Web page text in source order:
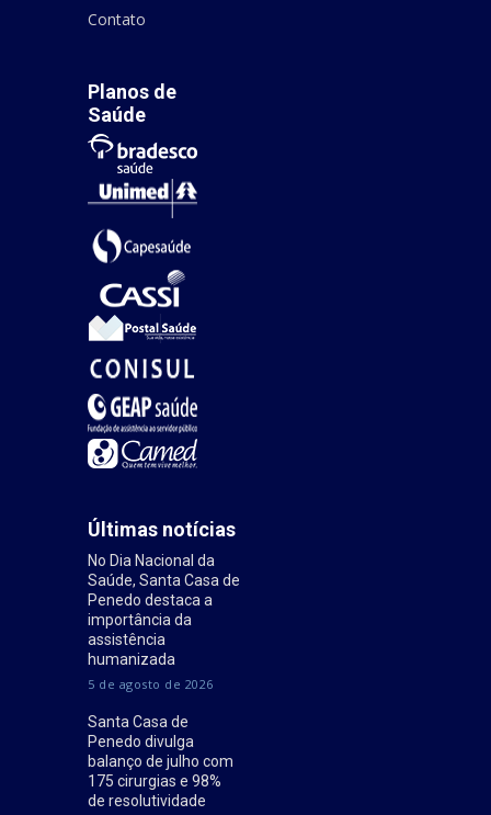
Contato
Planos de
Saúde
Últimas notícias
No Dia Nacional da
Saúde, Santa Casa de
Penedo destaca a
importância da
assistência
humanizada
5 de agosto de 2026
Santa Casa de
Penedo divulga
balanço de julho com
175 cirurgias e 98%
de resolutividade